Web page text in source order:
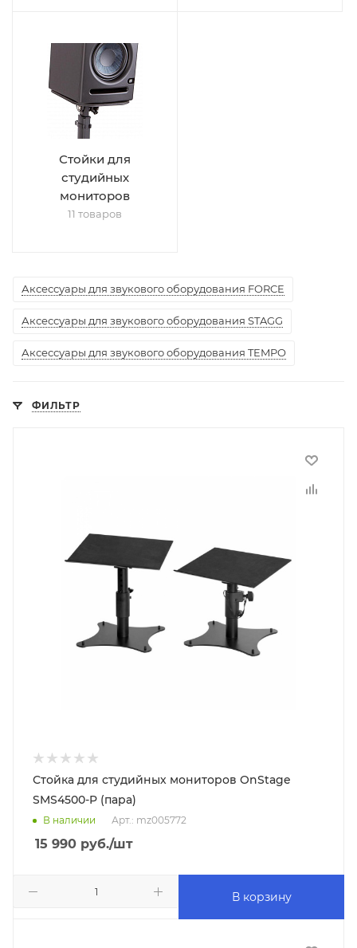
Стойки для
студийных
мониторов
11 товаров
Аксессуары для звукового оборудования FORCE
Аксессуары для звукового оборудования STAGG
Аксессуары для звукового оборудования TEMPO
ФИЛЬТР
Стойка для студийных мониторов OnStage
SMS4500-P (пара)
В наличии Арт.: mz005772
15 990 руб./шт
В корзину